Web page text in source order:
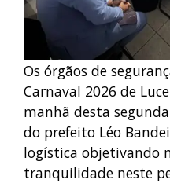
Os órgãos de
Carnaval 2026 de
manhã desta
do prefeito Léo
logística objetivando
tranquilidade neste